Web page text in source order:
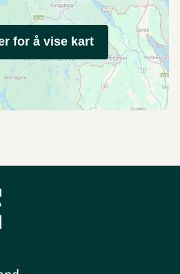
for å vise kart